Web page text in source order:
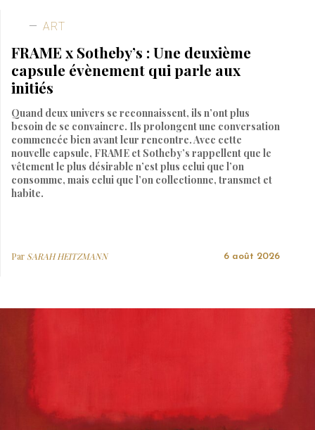
ART
FRAME x Sotheby’s : Une deuxième
capsule évènement qui parle aux
initiés
Quand deux univers se reconnaissent, ils n’ont plus
besoin de se convaincre. Ils prolongent une conversation
commencée bien avant leur rencontre. Avec cette
nouvelle capsule, FRAME et Sotheby’s rappellent que le
vêtement le plus désirable n’est plus celui que l’on
consomme, mais celui que l’on collectionne, transmet et
habite.
Par SARAH HEITZMANN 6 août 2026